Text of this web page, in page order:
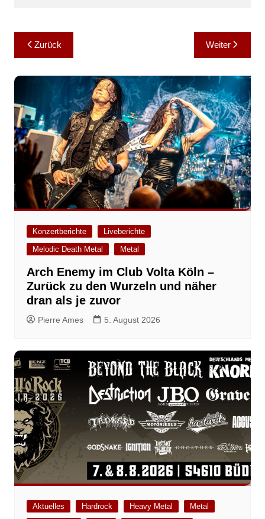
Beitragsnavigation
Zurück Weiter
Konzertberichte
Liveberichte
Melodic Death Metal
Metal
Arch Enemy im Club Volta Köln –
Zurück zu den Wurzeln und näher
dran als je zuvor
Pierre Ames 5. August 2026
Aktuelles Hardrock Heavy Metal
Metal